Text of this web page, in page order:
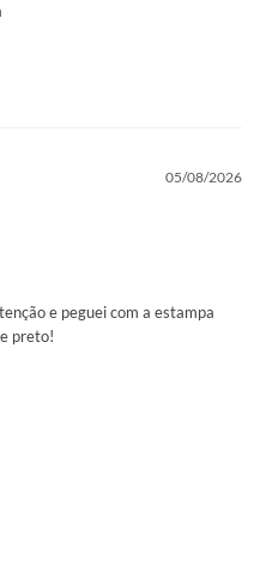
05/08/2026
e peguei com a estampa
preto!